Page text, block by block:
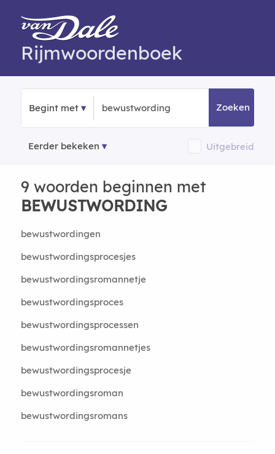
Rijmwoordenboek
Begint met Zoeken
Eerder bekeken Uitgebreid
9 woorden beginnen met
BEWUSTWORDING
bewustwordingen
bewustwordingsprocesjes
bewustwordingsromannetje
bewustwordingsproces
bewustwordingsprocessen
bewustwordingsromannetjes
bewustwordingsprocesje
bewustwordingsroman
bewustwordingsromans